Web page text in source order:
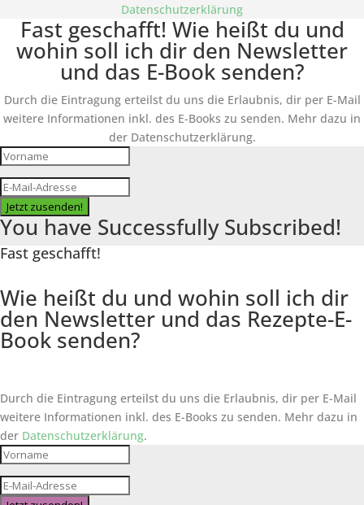
Datenschutzerklärung
Fast geschafft! Wie heißt du und
wohin soll ich dir den Newsletter
und das E-Book senden?
Durch die Eintragung erteilst du uns die Erlaubnis, dir per E-Mail
weitere Informationen inkl. des E-Books zu senden. Mehr dazu in
der Datenschutzerklärung.
Jetzt zusenden!
You have Successfully Subscribed!
Fast geschafft!
Wie heißt du und wohin soll ich dir
den Newsletter und das Rezepte-E-
Book senden?
Durch die Eintragung erteilst du uns die Erlaubnis, dir per E-Mail
weitere Informationen inkl. des E-Books zu senden. Mehr dazu in
der Datenschutzerklärung.